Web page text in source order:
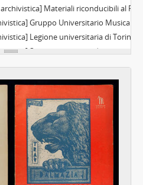
Materiali riconducibili al P.N.F., 1933 - 1942
Gruppo Universitario Musicale - G.U.M., 1923 - 1937
universitaria di Torino "Principe di Piemonte", 1934 - 1942
studentesco della Società "Dante Alighieri", 1901-1922
Summus Taroccorum Ordo Taurinensis, 1977 - 1986
Taurini Cornus - S.O.T.C., poi Supremus Ordo Taurini Cornus atque Pedemotanus - S.O.T.C.a.P., 1946 - 2021
Terza Italia, 1917 - 1918
Unione Musicale Studentesca - U.M.S., 1954 - 1955
festeggiamenti e simposi goliardici, 1894 - 1947
goliardici, 1895 - 2000
teatro, 1850 - 1999
nazionali universitari e sport in genere, 1951 - 2000
unici studenteschi e universitari, 1892 - 1996